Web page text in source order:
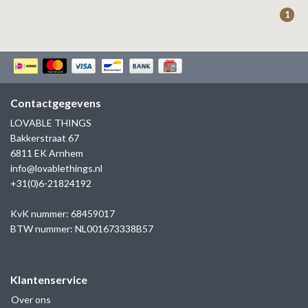
KAPTEN & SON
1
Contactgegevens
LOVABLE THINGS
Bakkerstraat 67
6811 EK Arnhem
info@lovablethings.nl
+31(0)6-21824192
KvK nummer: 68459017
BTW nummer: NL001673338B57
Klantenservice
Over ons